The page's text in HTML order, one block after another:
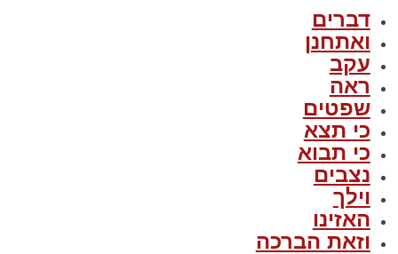
דברים
ואתחנן
עקב
ראה
שפטים
כי תצא
כי תבוא
נצבים
וילך
האזינו
וזאת הברכה